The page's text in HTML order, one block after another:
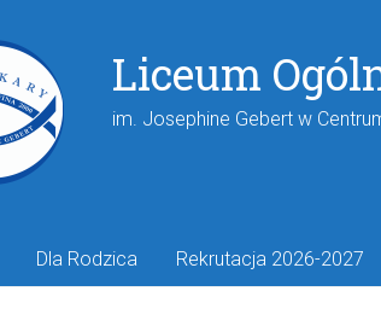
Liceum
im. Josephine Gebert w
Dla Rodzica Rekrutacja 2026-2027